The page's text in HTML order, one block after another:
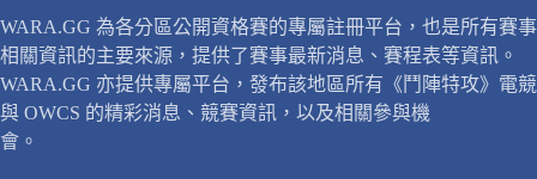
WARA.GG 為各分區公開資格賽的專屬註冊平台，也是所有賽事
相關資訊的主要來源，提供了賽事最新消息、賽程表等資訊。
WARA.GG 亦提供專屬平台，發布該地區所有《鬥陣特攻》電競
與 OWCS 的精彩消息、競賽資訊，以及相關參與機
會。